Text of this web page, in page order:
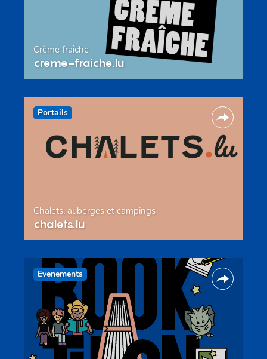
Crème fraîche
creme-fraiche.lu
Portails
Chalets, auberges et campings
chalets.lu
Evenements